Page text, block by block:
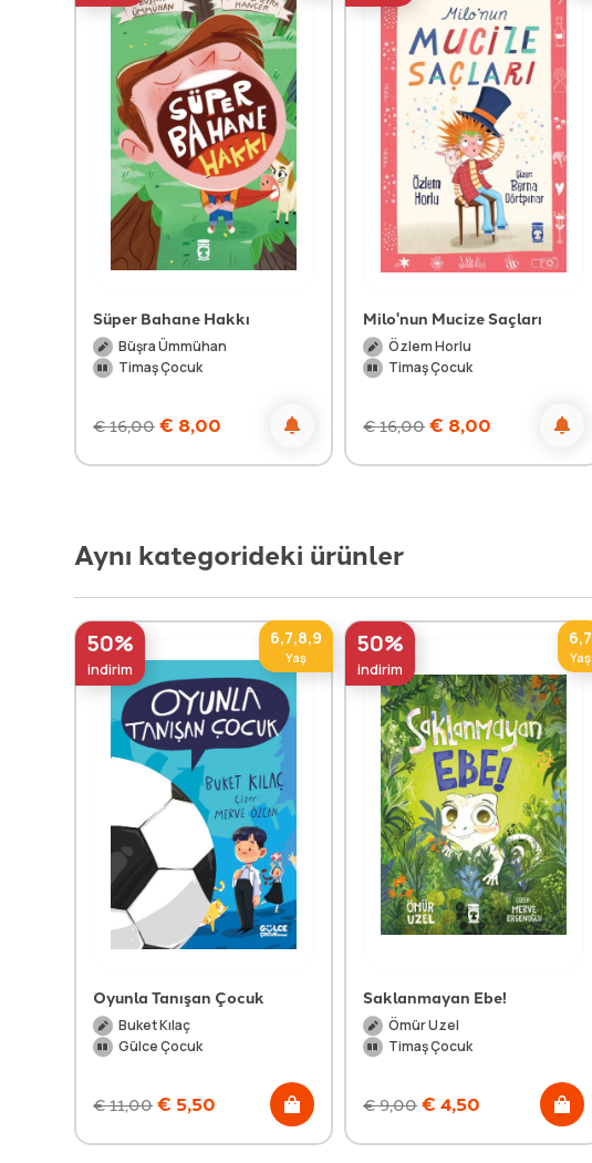
Süper Bahane Hakkı
Büşra Ümmühan
Timaş Çocuk
€16,00 € 8,00
Milo'nun Mucize Saçları
Özlem Horlu
Timaş Çocuk
€16,00 € 8,00
Aynı kategorideki ürünler
50%
indirim
6,7,8,9
Yaş
Oyunla Tanışan Çocuk
Buket Kılaç
Gülce Çocuk
€11,00 € 5,50
50%
indirim
6,7
Yaş
Saklanmayan Ebe!
Ömür Uzel
Timaş Çocuk
€9,00 € 4,50